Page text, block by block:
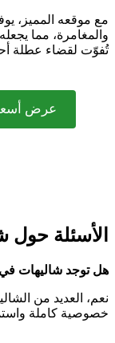
مع موقعه المميز،
والمغامرة، مما
تُفوّت لقضاء عطلة
عرض
الأسئلة حول
هل توجد شاليهات
نعم، العديد من
خصوصية كاملة